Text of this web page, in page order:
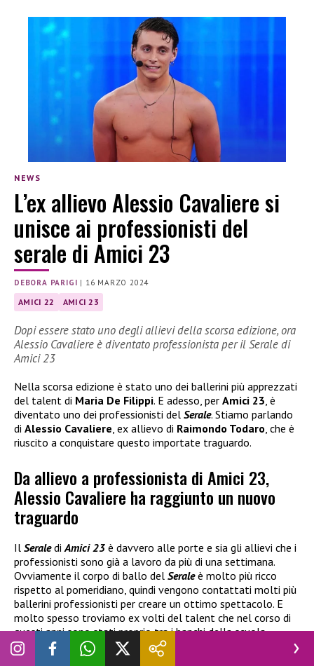
NEWS
L’ex allievo Alessio Cavaliere si
unisce ai professionisti del
serale di Amici 23
DEBORA PARIGI | 16 MARZO 2024
AMICI 22 AMICI 23
Dopi essere stato uno degli allievi della scorsa edizione, ora
Alessio Cavaliere è diventato professionista per il Serale di
Amici 23
Nella scorsa edizione è stato uno dei ballerini più apprezzati
del talent di Maria De Filippi. E adesso, per Amici 23 , è
diventato uno dei professionisti del Serale. Stiamo parlando
di Alessio Cavaliere , ex allievo di Raimondo Todaro , che è
riuscito a conquistare questo importate traguardo.
Da allievo a professionista di Amici 23,
Alessio Cavaliere ha raggiunto un nuovo
traguardo
Il SeralediAmici 23 è davvero alle porte e sia gli allievi che i
professionisti sono già a lavoro da più di una settimana.
Ovviamente il corpo di ballo del Seraleè molto più ricco
rispetto al pomeridiano, quindi vengono contattati molti più
ballerini professionisti per creare un ottimo spettacolo. E
molto spesso troviamo ex volti del talent che nel corso di
questi anni sono stati proprio tra i banchi della scuola.